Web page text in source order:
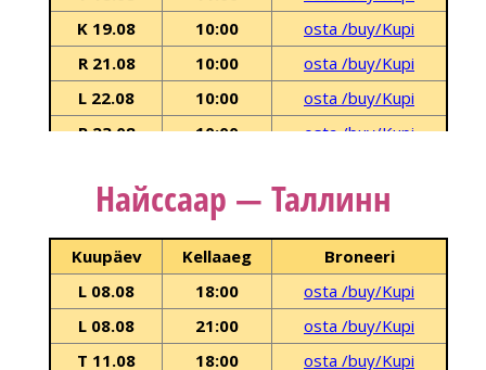
Найссаар — Таллинн